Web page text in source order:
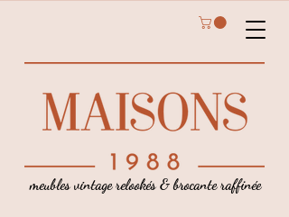
meubles vintage relookés & brocante raffinée